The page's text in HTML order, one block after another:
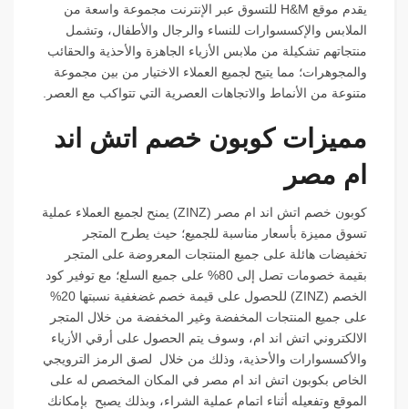
يقدم موقع H&M للتسوق عبر الإنترنت مجموعة واسعة من
الملابس والإكسسوارات للنساء والرجال والأطفال، وتشمل
منتجاتهم تشكيلة من ملابس الأزياء الجاهزة والأحذية والحقائب
والمجوهرات؛ مما يتيح لجميع العملاء الاختيار من بين مجموعة
متنوعة من الأنماط والاتجاهات العصرية التي تتواكب مع العصر.
مميزات كوبون خصم اتش اند
ام مصر
كوبون خصم اتش اند ام مصر (ZINZ) يمنح لجميع العملاء عملية
تسوق مميزة بأسعار مناسبة للجميع؛ حيث يطرح المتجر
تخفيضات هائلة على جميع المنتجات المعروضة على المتجر
بقيمة خصومات تصل إلى 80% على جميع السلع؛ مع توفير كود
الخصم (ZINZ) للحصول على قيمة خصم غضغفية نسبتها 20%
على جميع المنتجات المخفضة وغير المخفضة من خلال المتجر
الالكتروني اتش اند ام، وسوف يتم الحصول على أرقي الأزياء
والأكسسوارات والأحذية، وذلك من خلال لصق الرمز الترويجي
الخاص بكوبون اتش اند ام مصر في المكان المخصص له على
الموقع وتفعيله أثناء اتمام عملية الشراء، وبذلك يصبح بإمكانك